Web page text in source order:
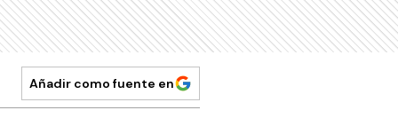
Añadir como fuente en